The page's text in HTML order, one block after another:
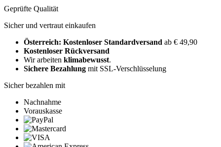
Geprüfte Qualität
Sicher und vertraut einkaufen
Österreich: Kostenloser Standardversand ab € 49,90
Kostenloser Rückversand
Wir arbeiten klimabewusst.
Sichere Bezahlung mit SSL-Verschlüsselung
Sicher bezahlen mit
Nachnahme
Vorauskasse